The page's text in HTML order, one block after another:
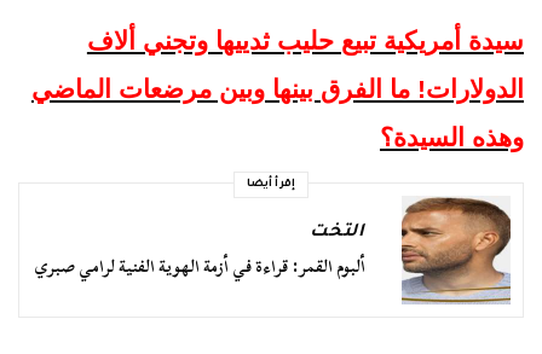
سيدة أمريكية تبيع حليب ثدييها وتجني ألاف
الدولارات! ما الفرق بينها وبين مرضعات الماضي
وهذه السيدة؟
إقرأ أيضا
التخت
ألبوم القمر: قراءة في أزمة الهوية الفنية لرامي صبري